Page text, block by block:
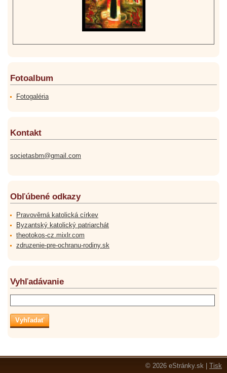
Fotoalbum
Fotogaléria
Kontakt
societasbm@gmail.com
Obľúbené odkazy
Pravověrná katolická církev
Byzantský katolický patriarchát
theotokos-cz.mixlr.com
zdruzenie-pre-ochranu-rodiny.sk
Vyhľadávanie
© 2026 eStránky.sk Tisk